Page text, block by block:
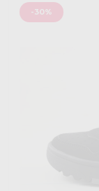
-30%